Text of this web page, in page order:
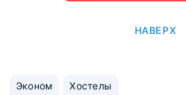
НАВЕРХ
Эконом Хостелы